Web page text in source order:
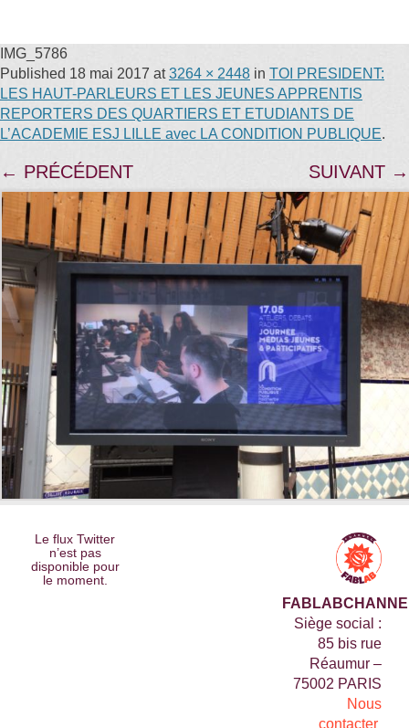
IMG_5786
Published 18 mai 2017 at3264 × 2448 in TOI PRESIDENT:
LES HAUT-PARLEURS ET LES JEUNES APPRENTIS
REPORTERS DES QUARTIERS ET ETUDIANTS DE
L’ACADEMIE ESJ LILLE avec LA CONDITION PUBLIQUE.
← PRÉCÉDENT SUIVANT →
Le flux Twitter
n’est pas
disponible pour
le moment.
Siège social :
85 bis rue
Réaumur –
75002 PARIS
Nous
contacter